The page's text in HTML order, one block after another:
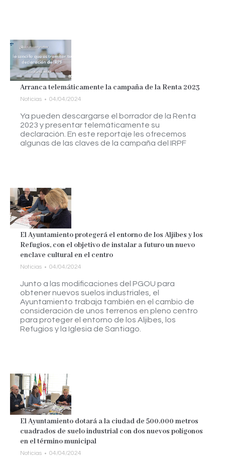
Arranca telemáticamente la campaña de la Renta 2023
Noticias 04/04/2024
Ya pueden descargarse el borrador de la Renta
2023 y presentar telemáticamente su
declaración. En este reportaje les ofrecemos
algunas de las claves de la campaña del IRPF
El Ayuntamiento protegerá el entorno de los Aljibes y los
Refugios, con el objetivo de instalar a futuro un nuevo
enclave cultural en el centro
Noticias 04/04/2024
Junto a las modificaciones del PGOU para
obtener nuevos suelos industriales, el
Ayuntamiento trabaja también en el cambio de
consideración de unos terrenos en pleno centro
para proteger el entorno de los Aljibes, los
Refugios y la Iglesia de Santiago.
El Ayuntamiento dotará a la ciudad de 500.000 metros
cuadrados de suelo industrial con dos nuevos polígonos
en el término municipal
Noticias 04/04/2024